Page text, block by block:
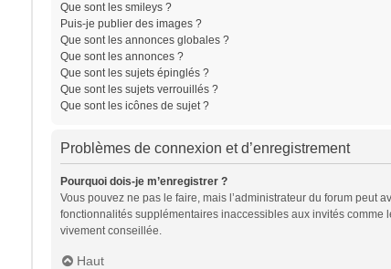
Que sont les smileys ?
Puis-je publier des images ?
Que sont les annonces globales ?
Que sont les annonces ?
Que sont les sujets épinglés ?
Que sont les sujets verrouillés ?
Que sont les icônes de sujet ?
Problèmes de connexion et d’enregistrement
Pourquoi dois-je m’enregistrer ?
Vous pouvez ne pas le faire, mais l’administrateur du forum peut
fonctionnalités supplémentaires inaccessibles aux invités comme
vivement conseillée.
Haut